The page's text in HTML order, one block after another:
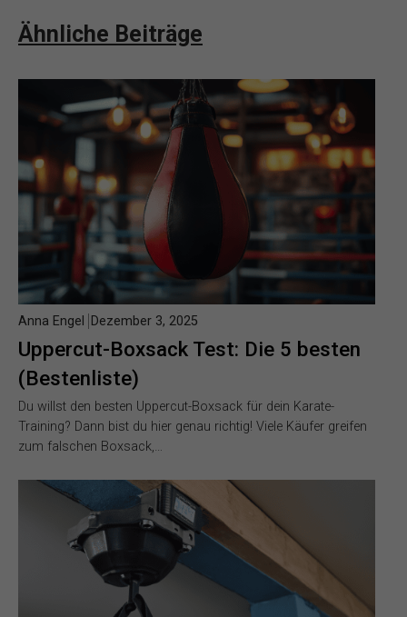
Ähnliche Beiträge
Uppercut-Boxsack Test: Die 5 besten
(Bestenliste)
Anna Engel Dezember 3, 2025
Du willst den besten Uppercut-Boxsack für dein Karate-
Training? Dann bist du hier genau richtig! Viele Käufer greifen
zum falschen Boxsack,…